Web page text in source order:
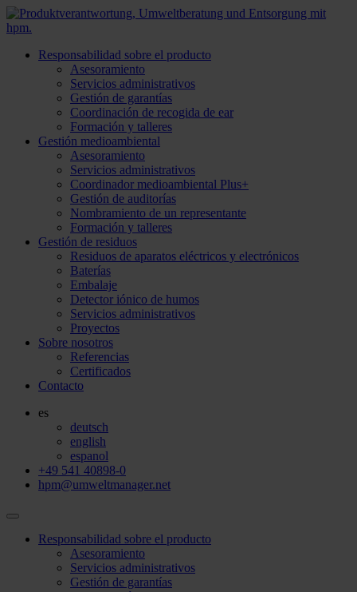
Responsabilidad sobre el producto
Asesoramiento
Servicios administrativos
Gestión de garantías
Coordinación de recogida de ear
Formación y talleres
Gestión medioambiental
Asesoramiento
Servicios administrativos
Coordinador medioambiental Plus+
Gestión de auditorías
Nombramiento de un representante
Formación y talleres
Gestión de residuos
Residuos de aparatos eléctricos y electrónicos
Baterías
Embalaje
Detector iónico de humos
Servicios administrativos
Proyectos
Sobre nosotros
Referencias
Certificados
Contacto
es
deutsch
english
espanol
+49 541 40898-0
hpm@umweltmanager.net
Responsabilidad sobre el producto
Asesoramiento
Servicios administrativos
Gestión de garantías